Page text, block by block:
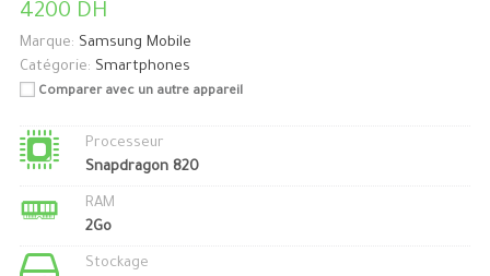
4200 DH
Marque: Samsung Mobile
Catégorie: Smartphones
Comparer avec un autre appareil
Processeur
Snapdragon 820
RAM
2Go
Stockage